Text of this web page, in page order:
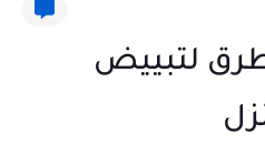
أفضل 10 طرق لتبييض